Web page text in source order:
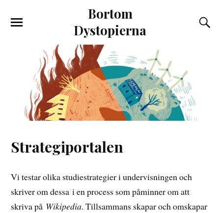
Bortom
Dystopierna
Strategiportalen
Vi testar olika studiestrategier i undervisningen och
skriver om dessa i en process som påminner om att
skriva på Wikipedia. Tillsammans skapar och omskapar